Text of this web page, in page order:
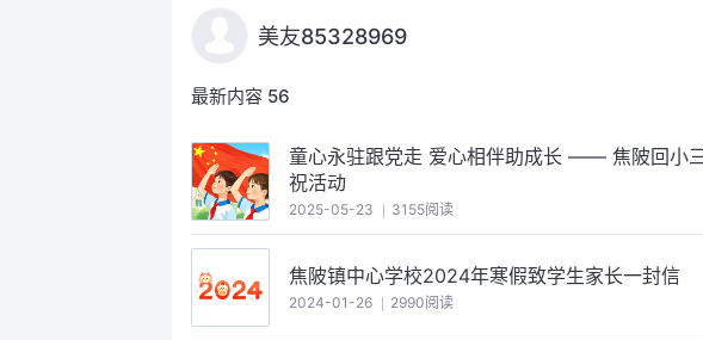
美友85328969
最新内容 56
童心永驻跟党走 爱心相伴助成长 ‍—— 焦陂回小三和校区举行“童心向党·爱心助学”双节庆
2025-05-23 3155阅读
焦陂镇中心学校2024年寒假致学生家长一封信
2024-01-26 2990阅读